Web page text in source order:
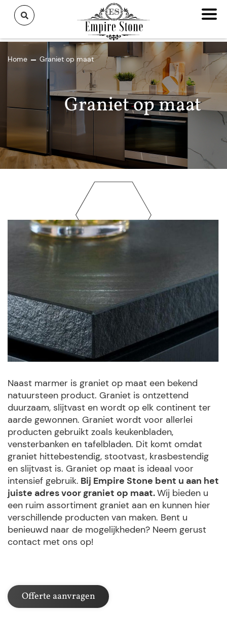
Home Graniet op maat
Graniet op maat
Naast marmer is graniet op maat een bekend
natuursteen product. Graniet is ontzettend
duurzaam, slijtvast en wordt op elk continent ter
aarde gewonnen. Graniet wordt voor allerlei
producten gebruikt zoals keukenbladen,
vensterbanken en tafelbladen. Dit komt omdat
graniet hittebestendig, stootvast, krasbestendig
en slijtvast is. Graniet op maat is ideaal voor
intensief gebruik. Bij Empire Stone bent u aan het
juiste adres voor graniet op maat.Wij bieden u
een ruim assortiment graniet aan en kunnen hier
verschillende producten van maken. Bent u
benieuwd naar de mogelijkheden? Neem gerust
contact met ons op!
Offerte aanvragen